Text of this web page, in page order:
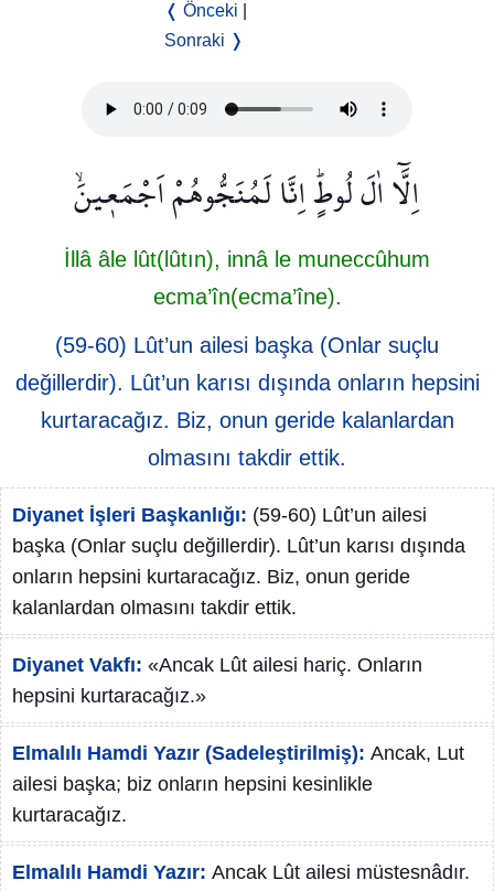
❬ Önceki
Sonraki ❭
اِلَّٓا اٰلَ لُوطٍۜ اِنَّا لَمُنَجُّوهُمْ اَجْمَع۪ينَۙ
İllâ âle lût(lûtın), innâ le muneccûhum
ecma’în(ecma’îne).
(59-60) Lût’un ailesi başka (Onlar suçlu
değillerdir). Lût’un karısı dışında onların hepsini
kurtaracağız. Biz, onun geride kalanlardan
olmasını takdir ettik.
Diyanet İşleri Başkanlığı: (59-60) Lût’un ailesi
başka (Onlar suçlu değillerdir). Lût’un karısı dışında
onların hepsini kurtaracağız. Biz, onun geride
kalanlardan olmasını takdir ettik.
Diyanet Vakfı: «Ancak Lût ailesi hariç. Onların
hepsini kurtaracağız.»
Elmalılı Hamdi Yazır (Sadeleştirilmiş): Ancak, Lut
ailesi başka; biz onların hepsini kesinlikle
kurtaracağız.
Elmalılı Hamdi Yazır: Ancak Lût ailesi müstesnâdır.